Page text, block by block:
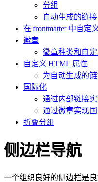
分组
自动生成的链接
在 frontmatter 中自定
徽章
徽章种类和自
自定义 HTML 属性
为自动生成的
国际化
通过内部链接
通过徽章实现
折叠分组
侧边栏导航
一个组织良好的侧边栏是